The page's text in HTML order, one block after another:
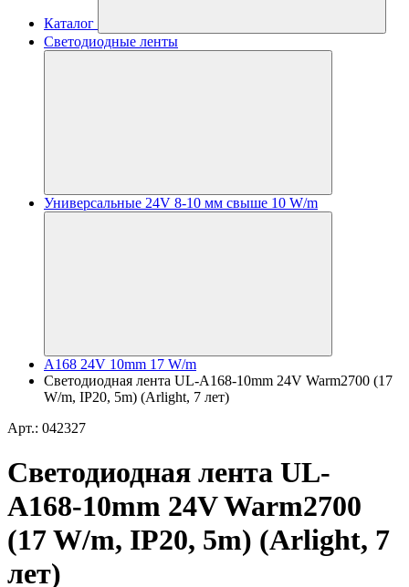
Каталог
Светодиодные ленты
Универсальные 24V 8-10 мм свыше 10 W/m
A168 24V 10mm 17 W/m
Светодиодная лента UL-A168-10mm 24V Warm2700 (17
W/m, IP20, 5m) (Arlight, 7 лет)
Арт.: 042327
Светодиодная лента UL-
A168-10mm 24V Warm2700
(17 W/m, IP20, 5m) (Arlight, 7
лет)